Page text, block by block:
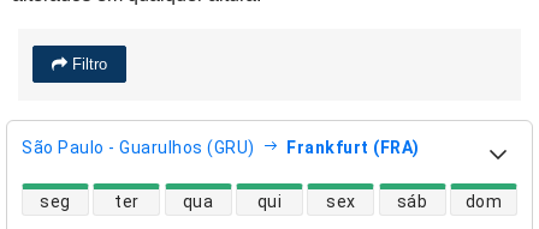
Filtro
São Paulo - Guarulhos (GRU) Frankfurt (FRA)
disponibilidade de voos diretos
seg ter qua qui sex sáb dom